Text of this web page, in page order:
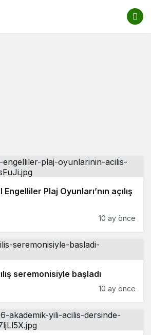
Plaj Oyunları’nın açılış
10 ay önce
seremonisiyle başladı
10 ay önce